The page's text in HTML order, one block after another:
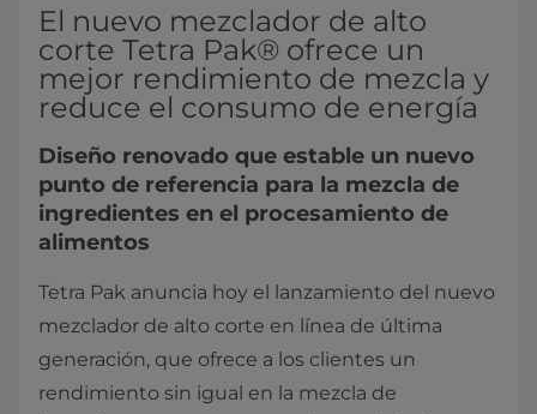
El nuevo mezclador de alto
corte Tetra Pak® ofrece un
mejor rendimiento de mezcla y
reduce el consumo de energía
Diseño renovado que estable un nuevo
punto de referencia para la mezcla de
ingredientes en el procesamiento de
alimentos​​
Tetra Pak anuncia hoy el lanzamiento del nuevo
mezclador de alto corte en línea de última
generación, que ofrece a los clientes un
rendimiento sin igual en la mezcla de